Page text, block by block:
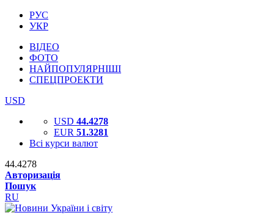
РУС
УКР
ВІДЕО
ФОТО
НАЙПОПУЛЯРНІШІ
СПЕЦПРОЕКТИ
USD
USD 44.4278
EUR 51.3281
Всі курси валют
44.4278
Авторизація
Пошук
RU